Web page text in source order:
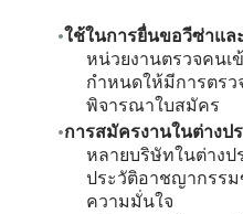
ใช้ในการยื่นขอวีซ่าแล
หน่วยงานตรวจคนเ
กำหนดให้มีการตร
พิจารณาใบสมัคร
การสมัครงานในต่างป
หลายบริษัทในต่างป
ประวัติอาชญากรรม
ความมั่นใจ